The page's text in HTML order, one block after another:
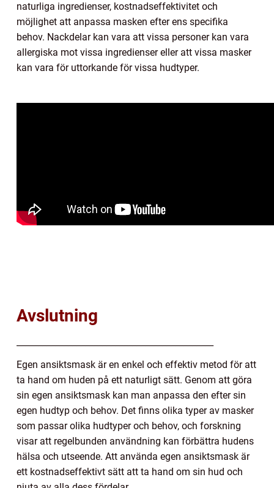
naturliga ingredienser, kostnadseffektivitet och
möjlighet att anpassa masken efter ens specifika
behov. Nackdelar kan vara att vissa personer kan vara
allergiska mot vissa ingredienser eller att vissa masker
kan vara för uttorkande för vissa hudtyper.
Avslutning
Egen ansiktsmask är en enkel och effektiv metod för att
ta hand om huden på ett naturligt sätt. Genom att göra
sin egen ansiktsmask kan man anpassa den efter sin
egen hudtyp och behov. Det finns olika typer av masker
som passar olika hudtyper och behov, och forskning
visar att regelbunden användning kan förbättra hudens
hälsa och utseende. Att använda egen ansiktsmask är
ett kostnadseffektivt sätt att ta hand om sin hud och